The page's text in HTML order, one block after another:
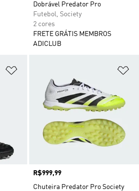
Dobrável Predator Pro
Futebol, Society
2 cores
FRETE GRÁTIS MEMBROS
ADICLUB
Preço
R$999,99
Chuteira Predator Pro Society